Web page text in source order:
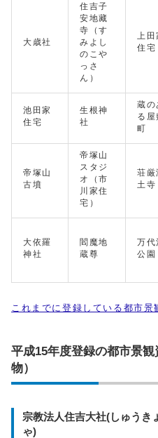
大歳社
住吉子
安地藏
寺（す
みよし
のこや
っさ
ん）
上田
住宅
池田家
住宅
生根神
社
蔵の
る屋
町
帝塚山
古墳
帝塚山
スタジ
オ（市
川家住
宅）
荘厳
土寺
大依羅
神社
閻魔地
蔵尊
万代
公園
これまでに登録している都市景
平成15年度登録の都市景
物）
宗教法人住吉大社(しゅうき
ゃ)